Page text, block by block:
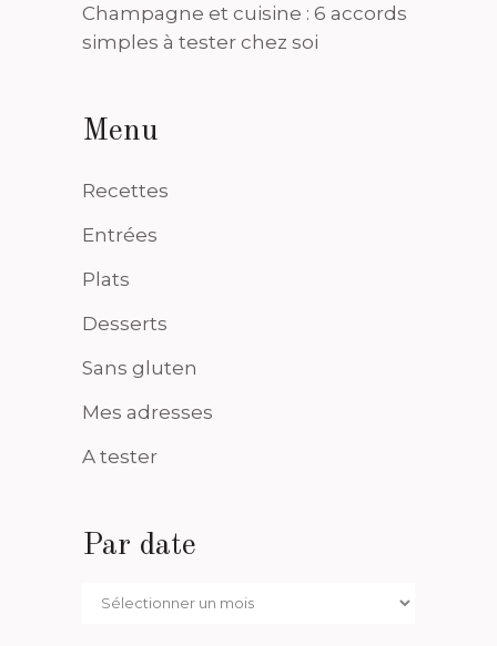
Champagne et cuisine : 6 accords
simples à tester chez soi
Menu
Recettes
Entrées
Plats
Desserts
Sans gluten
Mes adresses
A tester
Par date
Par